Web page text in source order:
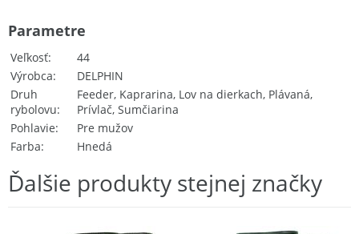
Veľkosť
44
Výrobca
DELPHIN
Druh
rybolovu
Feeder, Kaprarina, Lov na dierkach, Plávaná,
Prívlač, Sumčiarina
Pohlavie
Pre mužov
Farba
Hnedá
Parametre
Ďalšie produkty stejnej značky